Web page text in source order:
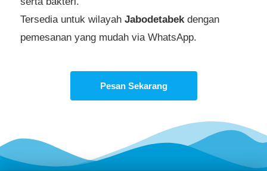
Tersedia untuk wilayah Jabodetabekdengan
pemesanan yang mudah via WhatsApp.
Pesan Sekarang